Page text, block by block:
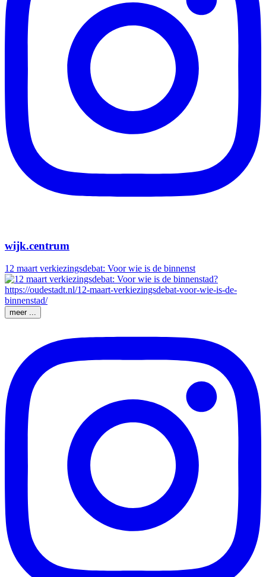
wijk.centrum
12 maart verkiezingsdebat: Voor wie is de binnenst
meer ...